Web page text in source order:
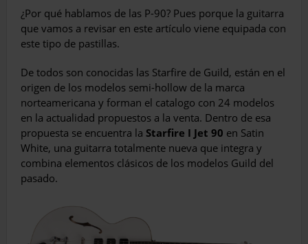
¿Por qué hablamos de las P-90? Pues porque la guitarra
que vamos a revisar en este artículo viene equipada con
este tipo de pastillas.
De todos son conocidas las Starfire de Guild, están en el
origen de los modelos semi-hollow de la marca
norteamericana y forman el catalogo con 24 modelos
en la actualidad propuestos a la venta. Dentro de esa
propuesta se encuentra la Starfire I Jet 90 en Satin
White, una guitarra totalmente nueva que integra y
combina elementos clásicos de los modelos Guild del
pasado.